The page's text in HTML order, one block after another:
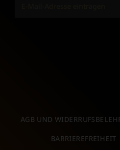
AGB UND
BARRIEREFREIHEIT